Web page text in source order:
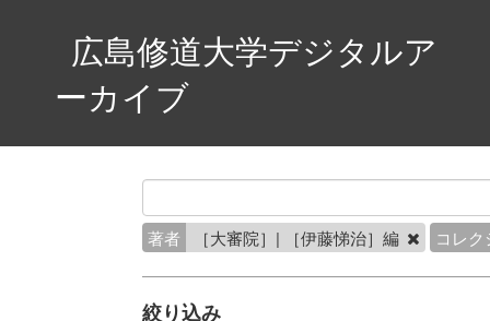
広島修道大学デジタルア
ーカイブ
著者 ［大審院］| ［伊藤悌治］編 コレ
絞り込み